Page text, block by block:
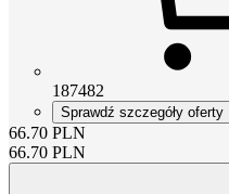
187482
Sprawdź szczegóły oferty
66.70 PLN
66.70 PLN